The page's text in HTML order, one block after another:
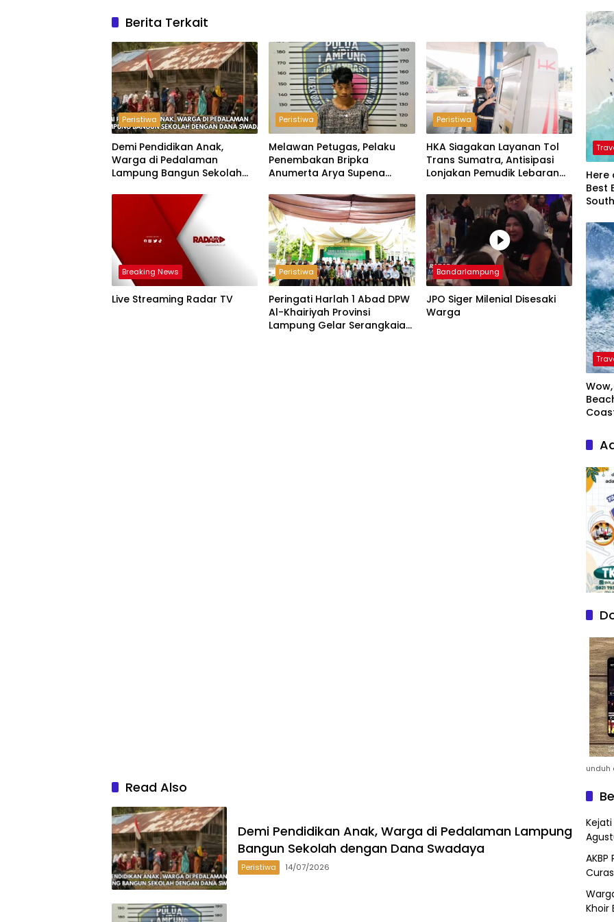
Berita Terkait
Peristiwa
Demi Pendidikan Anak,
Warga di Pedalaman
Lampung Bangun Sekolah
Peristiwa
Melawan Petugas, Pelaku
Penembakan Bripka
Anumerta Arya Supena
Peristiwa
HKA Siagakan Layanan Tol
Trans Sumatra, Antisipasi
Lonjakan Pemudik Lebaran
Breaking News
Live Streaming Radar TV
Peristiwa
Peringati Harlah 1 Abad DPW
Al-Khairiyah Provinsi
Lampung Gelar Serangkaian
Bandarlampung
JPO Siger Milenial Disesaki
Warga
Read Also
Demi Pendidikan Anak, Warga di Pedalaman Lampung
Bangun Sekolah dengan Dana Swadaya
Peristiwa 14/07/2026
Here
Best
unduh
Curas
Khoir